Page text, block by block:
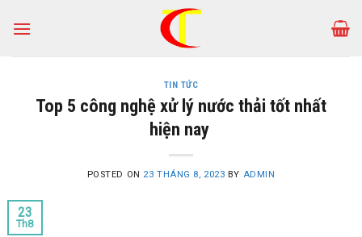
TIN TỨC
Top 5 công nghệ xử lý nước thải tốt nhất
hiện nay
POSTED ON 23 THÁNG 8, 2023 BY ADMIN
23
Th8